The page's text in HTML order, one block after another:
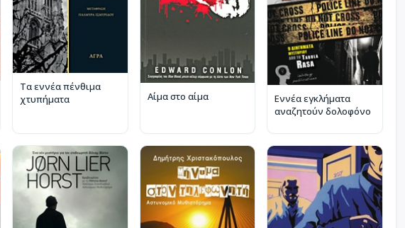
Τα εννέα πένθιμα
χτυπήματα
Αίμα στο αίμα
Εννέα εγκλήματα
αναζητούν δολοφόνο